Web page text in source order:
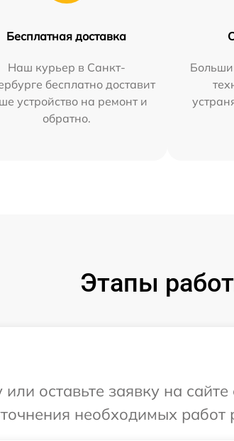
Бесплатная доставка
Наш курьер в Санкт-
бесплатно доставит
устройство на ремонт и
обратно.
Этапы
оставьте заявку на
необходимых работ